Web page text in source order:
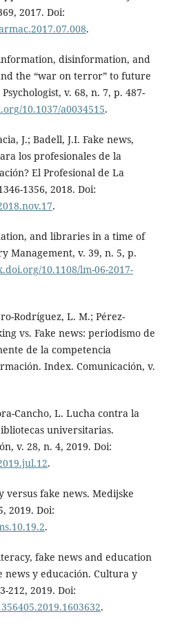
2017. Doi:
.
disinformation, and
the “war on terror” to future
v. 68, n. 7, p. 487-
10.1037/a0034515.
J.; Badell, J.I. Fake news,
los profesionales de la
El Profesional de La
1356, 2018. Doi:
.
and libraries in a time of
Management, v. 39, n. 5, p.
10.1108/lm-06-2017-
Rodríguez, L. M.; Pérez-
vs. Fake news: periodismo de
de la competencia
Index. Comunicación, v.
Cancho, L. Lucha contra la
universitarias.
v. 28, n. 4, 2019. Doi:
.
versus fake news. Medijske
2019. Doi:
.
fake news and education
y educación. Cultura y
212, 2019. Doi:
.